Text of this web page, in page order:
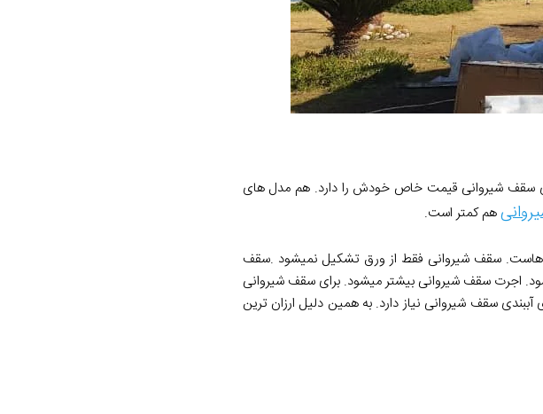
سقف شیروانی قیمت خاص خودش را دارد. هم مدل های
هم کمتر است.
هاست. سقف شیروانی فقط از ورق تشکیل نمیشود .سقف
اجرت سقف شیروانی بیشتر میشود. برای سقف شیروانی
سقف شیروانی نیاز دارد. به همین دلیل ارزان ترین